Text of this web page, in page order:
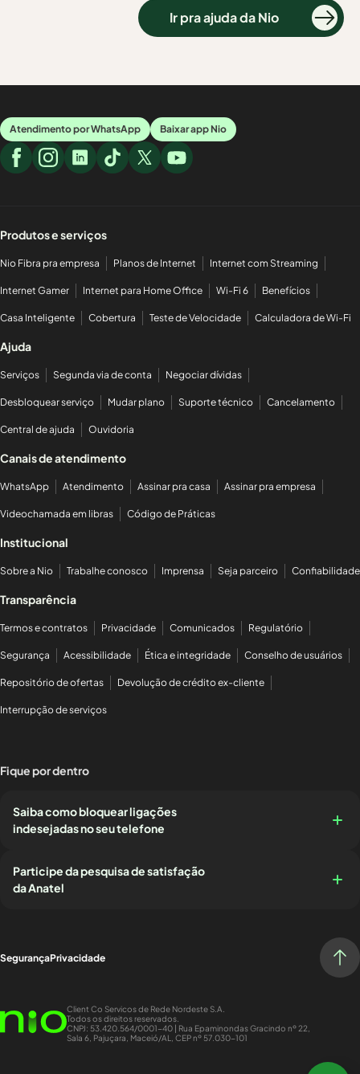
Ir pra ajuda da Nio
Atendimento por WhatsApp Baixar app Nio
Produtos e serviços
Nio Fibra pra empresa Planos de Internet Internet com Streaming
Internet Gamer Internet para Home Office Wi-Fi 6 Benefícios
Casa Inteligente Cobertura Teste de Velocidade Calculadora de Wi-Fi
Ajuda
Serviços Segunda via de conta Negociar dívidas
Desbloquear serviço Mudar plano Suporte técnico Cancelamento
Central de ajuda Ouvidoria
Canais de atendimento
WhatsApp Atendimento Assinar pra casa Assinar pra empresa
Videochamada em libras Código de Práticas
Institucional
Sobre a Nio Trabalhe conosco Imprensa Seja parceiro Confiabilidade
Transparência
Termos e contratos Privacidade Comunicados Regulatório
Segurança Acessibilidade Ética e integridade Conselho de usuários
Repositório de ofertas Devolução de crédito ex-cliente
Interrupção de serviços
Fique por dentro
Saiba como bloquear ligações
indesejadas no seu telefone
Participe da pesquisa de satisfação
da Anatel
SegurançaPrivacidade
Client Co Servicos de Rede Nordeste S.A.
Todos os direitos reservados.
CNPJ: 53.420.564/0001-40 | Rua Epaminondas Gracindo nº 22,
Sala 6, Pajuçara, Maceió/AL, CEP nº 57.030-101